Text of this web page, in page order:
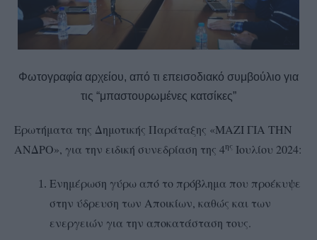
Φωτογραφία αρχείου, από τι επεισοδιακό συμβούλιο για
τις “μπαστουρωμένες κατσίκες”
Ερωτήματα της Δημοτικής Παράταξης «ΜΑΖΙ ΓΙΑ ΤΗΝ
ΑΝΔΡΟ», για την ειδική συνεδρίαση της 4ης Ιουλίου 2024:
Ενημέρωση γύρω από το πρόβλημα που προέκυψε
στην ύδρευση των Αποικίων, καθώς και των
ενεργειών για την αποκατάσταση τους.